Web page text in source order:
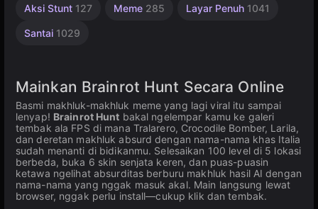
Aksi Stunt 127 Meme 285 Layar Penuh 1041
Santai 1029
208
4134
1219
5025
3175
Italia
Mainkan Brainrot Hunt Secara Online
Basmi makhluk-makhluk meme yang lagi viral itu sampai
lenyap! Brainrot Hunt bakal ngelempar kamu ke galeri
tembak ala FPS di mana Tralarero, Crocodile Bomber, Larila,
dan deretan makhluk absurd dengan nama-nama khas Italia
sudah menanti di bidikanmu. Selesaikan 100 level di 5 lokasi
berbeda, buka 6 skin senjata keren, dan puas-puasin
ketawa ngelihat absurditas berburu makhluk hasil AI dengan
nama-nama yang nggak masuk akal. Main langsung lewat
browser, nggak perlu install—cukup klik dan tembak.